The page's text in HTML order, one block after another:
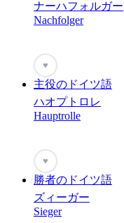
ナーハフォルガー
Nachfolger
♥
主役のドイツ語
ハオプトロレ
Hauptrolle
♥
勝者のドイツ語
ズィーガー
Sieger